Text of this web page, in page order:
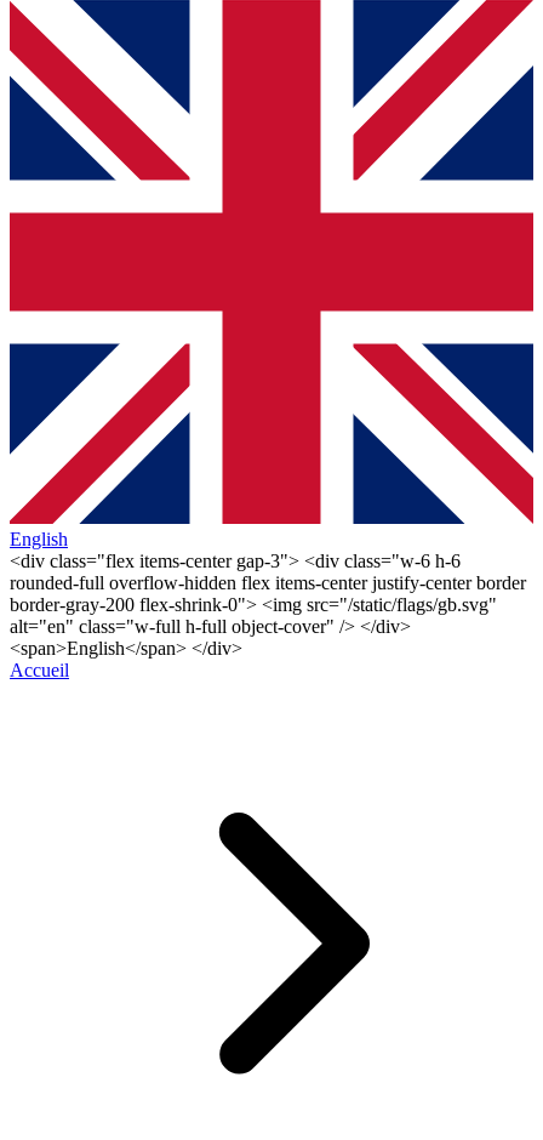
English
<div class="flex items-center gap-3"> <div class="w-6 h-6
rounded-full overflow-hidden flex items-center justify-center border
border-gray-200 flex-shrink-0"> <img src="/static/flags/gb.svg"
alt="en" class="w-full h-full object-cover" /> </div>
<span>English</span> </div>
Accueil